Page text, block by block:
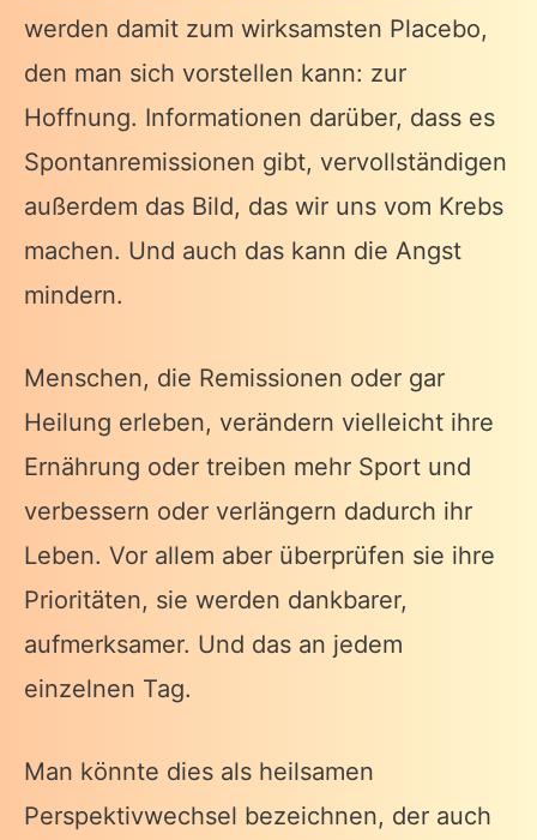
werden damit zum wirksamsten Placebo,
den man sich vorstellen kann: zur
Hoffnung. Informationen darüber, dass es
Spontanremissionen gibt, vervollständigen
außerdem das Bild, das wir uns vom Krebs
machen. Und auch das kann die Angst
mindern.
Menschen, die Remissionen oder gar
Heilung erleben, verändern vielleicht ihre
Ernährung oder treiben mehr Sport und
verbessern oder verlängern dadurch ihr
Leben. Vor allem aber überprüfen sie ihre
Prioritäten, sie werden dankbarer,
aufmerksamer. Und das an jedem
einzelnen Tag.
Man könnte dies als heilsamen
Perspektivwechsel bezeichnen, der auch